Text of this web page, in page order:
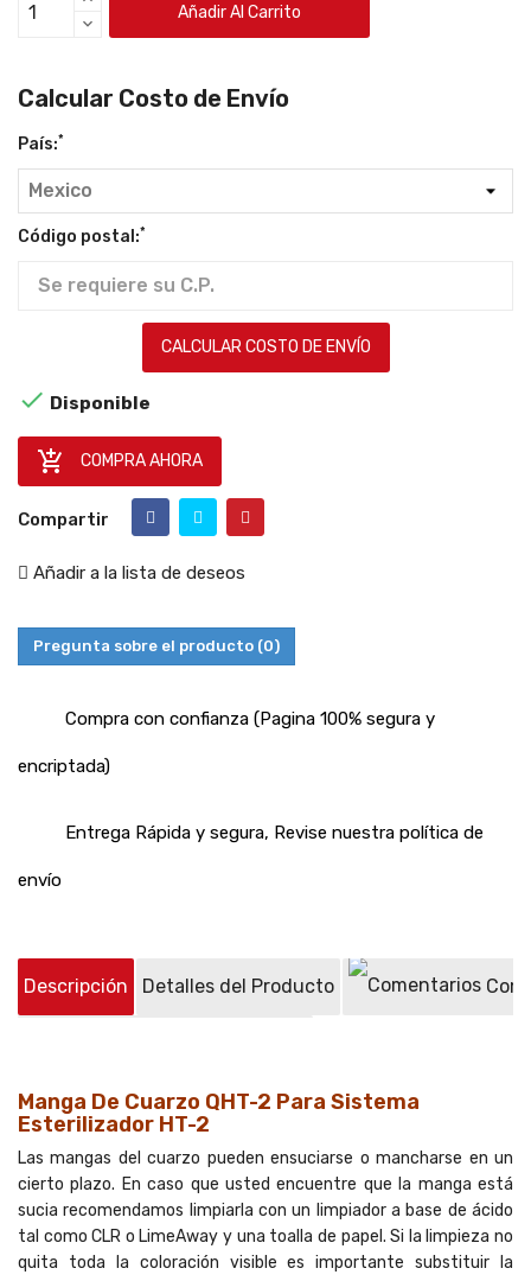
Añadir Al Carrito
Calcular Costo de Envío
País:*
Código postal:*
CALCULAR COSTO DE ENVÍO
 Disponible
 COMPRA AHORA
Compartir
Añadir a la lista de deseos
Pregunta sobre el producto (0)
Compra con confianza (Pagina 100% segura y
encriptada)
Entrega Rápida y segura, Revise nuestra política de
envío
Descripción Detalles del Producto
Manga De Cuarzo QHT-2 Para Sistema
Esterilizador HT-2
Las mangas del cuarzo pueden ensuciarse o mancharse en un
cierto plazo. En caso que usted encuentre que la manga está
sucia recomendamos limpiarla con un limpiador a base de ácido
tal como CLR o LimeAway y una toalla de papel. Si la limpieza no
quita toda la coloración visible es importante substituir la